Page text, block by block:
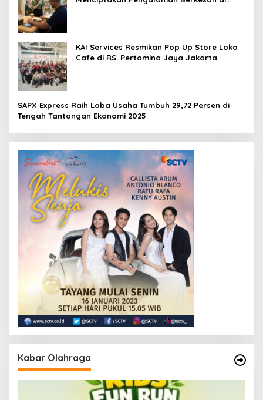
KAI Services Resmikan Pop Up Store Loko
Cafe di RS. Pertamina Jaya Jakarta
SAPX Express Raih Laba Usaha Tumbuh 29,72 Persen di
Tengah Tantangan Ekonomi 2025
Kabar Olahraga